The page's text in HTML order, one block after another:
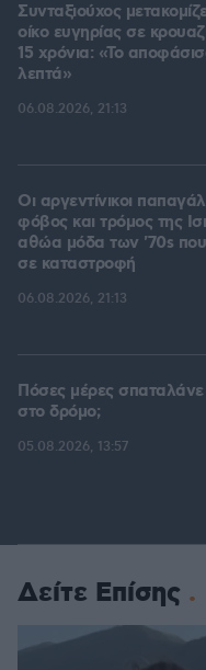
Συνταξιούχος
οίκο ευγηρίας σε
15 χρόνια: «Το
λεπτά»
06.08.2026, 21:13
Οι αργεντίνικοι
φόβος και τρόμος της
αθώα μόδα των '70s που
σε καταστροφή
06.08.2026, 21:13
Πόσες μέρες
στο δρόμο;
05.08.2026, 13:57
Δείτε Επίσης